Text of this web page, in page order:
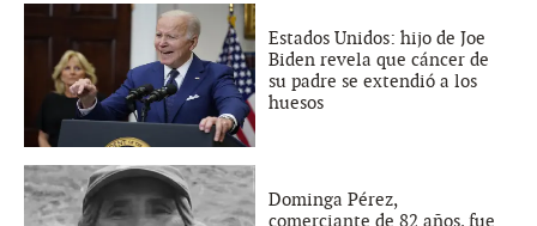
Estados Unidos: hijo de Joe
Biden revela que cáncer de
su padre se extendió a los
huesos
Dominga Pérez,
comerciante de 82 años, fue